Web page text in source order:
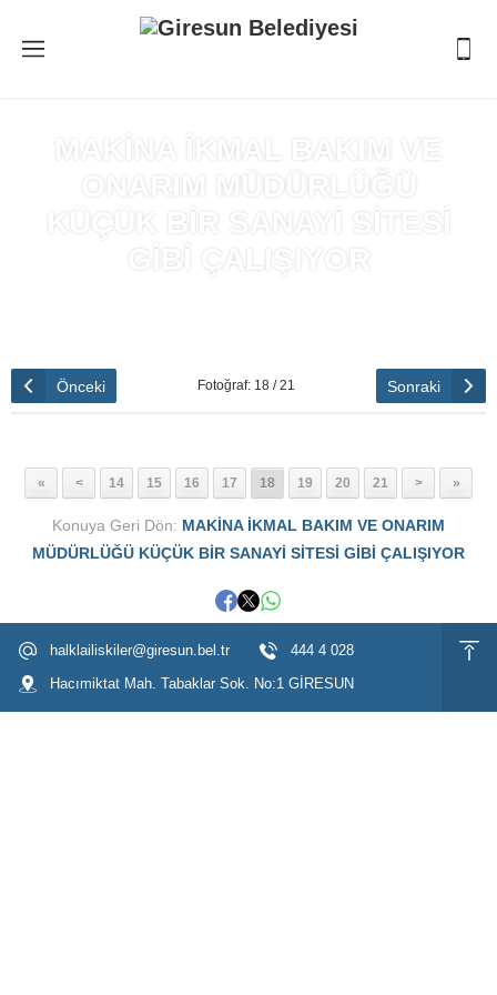
MAKİNA İKMAL BAKIM VE
ONARIM MÜDÜRLÜĞÜ
KÜÇÜK BİR SANAYİ SİTESİ
GİBİ ÇALIŞIYOR
Önceki Fotoğraf: 18 / 21 Sonraki
« < 14 15 16 17 18 19 20 21 > »
Konuya Geri Dön: MAKİNA İKMAL BAKIM VE ONARIM
MÜDÜRLÜĞÜ KÜÇÜK BİR SANAYİ SİTESİ GİBİ ÇALIŞIYOR
halklailiskiler@giresun.bel.tr
444 4 028
Hacımiktat Mah. Tabaklar Sok. No:1 GİRESUN